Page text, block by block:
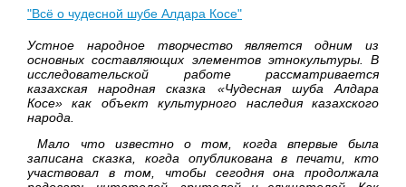
"Всё о чудесной шубе Алдара Косе"
Устное народное творчество является одним из
основных составляющих элементов этнокультуры. В
исследовательской работе рассматривается
казахская народная сказка «Чудесная шуба Алдара
Косе» как объект культурного наследия казахского
народа.
Мало что известно о том, когда впервые была
записана сказка, когда опубликована в печати, кто
участвовал в том, чтобы сегодня она продолжала